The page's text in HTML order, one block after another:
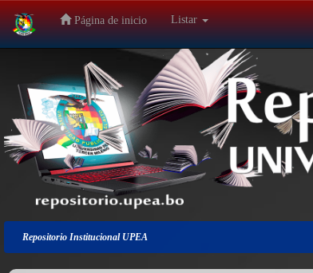
Salir
navegación
Página de inicio Listar
Repositorio Institucional UPEA